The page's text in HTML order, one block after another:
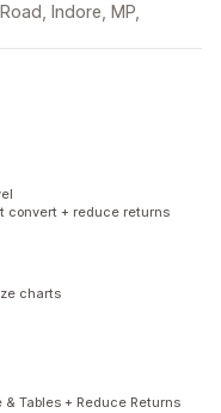
Indore, MP,
convert + reduce returns
charts
Tables + Reduce Returns